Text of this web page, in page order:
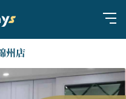
州店